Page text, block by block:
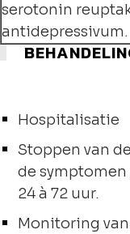
serotonin
antidepressivum.
Hospitalisatie
Stoppen van
de
24 à 72 uur.
Monitoring